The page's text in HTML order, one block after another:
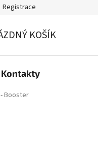
Registrace
KOŠÍK
Kontakty
Booster